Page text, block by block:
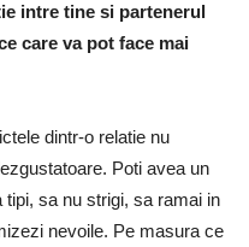
intre tine si partenerul
care va pot face mai
dintr-o relatie nu
Poti avea un
sa nu strigi, sa ramai in
nevoile. Pe masura ce